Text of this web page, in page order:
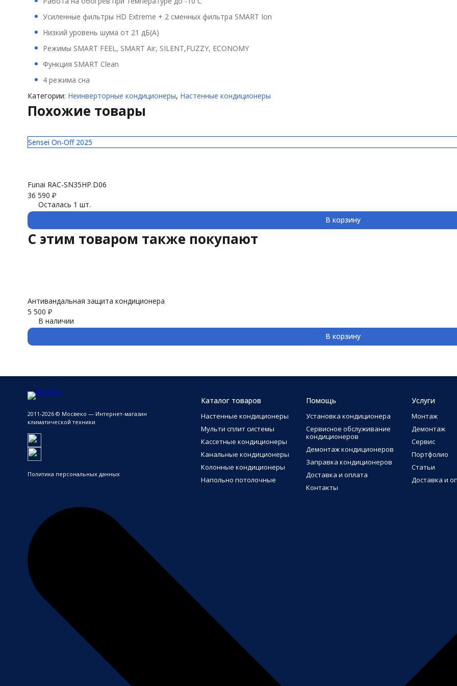
Усиленные фильтры HD Extreme + 2 сменных фильтра SMART Ion
Низкий уровень шума от 21 дБ(А)
Режимы SMART FEEL, SMART Air, SILENT,FUZZY, ECONOMY
Функция SMART Clean
4 режима сна
Категории: Неинверторные кондиционеры, Настенные кондиционеры
Похожие товары
Sensei On-Off 2025
Funai RAC-SN35HP.D06
36 590 ₽
Осталась 1 шт.
В корзину
C этим товаром также покупают
Антивандальная защита кондиционера
5 500 ₽
В наличии
В корзину
2011-2026 © Мосвеко — Интернет-магазин
климатической техники
Политика персональных данных
Каталог товаров
Настенные кондиционеры
Мульти сплит системы
Кассетные кондиционеры
Канальные кондиционеры
Колонные кондиционеры
Напольно потолочные
Помощь
Установка кондиционера
Сервисное обслуживание
кондиционеров
Демонтаж кондиционеров
Заправка кондиционеров
Доставка и оплата
Контакты
Услуги
Монтаж
Демонтаж
Сервис
Портфолио
Статьи
Доставка и